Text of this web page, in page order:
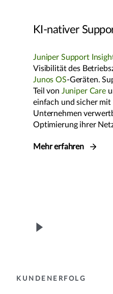
KI-nativer
Juniper Support
Visibilität des
Junos OS-Geräten.
Teil von Juniper Care
einfach und sicher mit
Unternehmen
Optimierung ihrer
Mehr erfahren
KUNDENERFOLG